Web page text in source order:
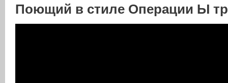
Поющий в стиле Операции Ы